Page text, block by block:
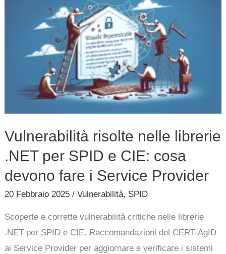
Vulnerabilità risolte nelle librerie
.NET per SPID e CIE: cosa
devono fare i Service Provider
20 Febbraio 2025/Vulnerabilità, SPID
Scoperte e corrette vulnerabilità critiche nelle librerie
.NET per SPID e CIE. Raccomandazioni del CERT-AgID
ai Service Provider per aggiornare e verificare i sistemi
SPID
cosa
devono
fare
Provider